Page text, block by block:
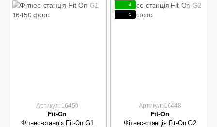
Артикул: 16450
Fit-On
Фітнес-станція Fit-On G1
4
5
Артикул: 16448
Fit-On
Фітнес-станція Fit-On G2